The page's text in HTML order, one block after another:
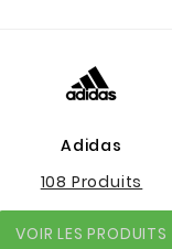
Adidas
108 Produits
VOIR LES PRODUITS